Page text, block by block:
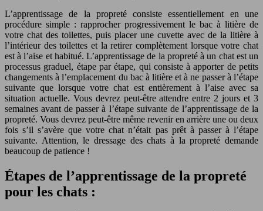
L’apprentissage de la propreté consiste essentiellement en une
procédure simple : rapprocher progressivement le bac à litière de
votre chat des toilettes, puis placer une cuvette avec de la litière à
l’intérieur des toilettes et la retirer complètement lorsque votre chat
est à l’aise et habitué. L’apprentissage de la propreté à un chat est un
processus graduel, étape par étape, qui consiste à apporter de petits
changements à l’emplacement du bac à litière et à ne passer à l’étape
suivante que lorsque votre chat est entièrement à l’aise avec sa
situation actuelle. Vous devrez peut-être attendre entre 2 jours et 3
semaines avant de passer à l’étape suivante de l’apprentissage de la
propreté. Vous devrez peut-être même revenir en arrière une ou deux
fois s’il s’avère que votre chat n’était pas prêt à passer à l’étape
suivante. Attention, le dressage des chats à la propreté demande
beaucoup de patience !
Étapes de l’apprentissage de la propreté
pour les chats :